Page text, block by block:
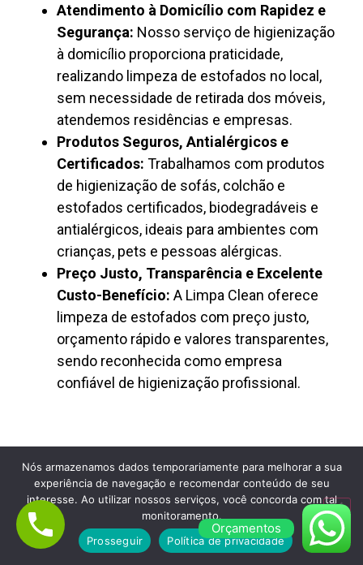
Atendimento à Domicílio com Rapidez e
Segurança: Nosso serviço de higienização
à domicílio proporciona praticidade,
realizando limpeza de estofados no local,
sem necessidade de retirada dos móveis,
atendemos residências e empresas.
Produtos Seguros, Antialérgicos e
Certificados: Trabalhamos com produtos
de higienização de sofás, colchão e
estofados certificados, biodegradáveis e
antialérgicos, ideais para ambientes com
crianças, pets e pessoas alérgicas.
Preço Justo, Transparência e Excelente
Custo-Benefício: A Limpa Clean oferece
limpeza de estofados com preço justo,
orçamento rápido e valores transparentes,
sendo reconhecida como empresa
confiável de higienização profissional.
Lavagem de Colchão à Seco em Cidade
Avelino
Empresa de Limpeza de
Orçamentos
Nós armazenamos dados temporariamente para melhorar a sua
experiência de navegação e recomendar conteúdo de seu
interesse. Ao utilizar nossos serviços, você concorda com tal
monitoramento.
Prosseguir
Política de privacidade